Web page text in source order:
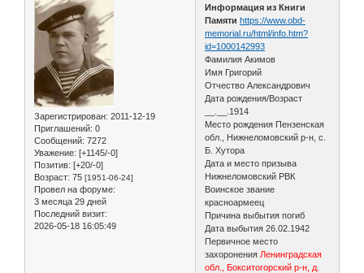
Зарегистрирован: 2011-12-19
Приглашений: 0
Сообщений: 7272
Уважение: [+1145/-0]
Позитив: [+20/-0]
Возраст: 75 [1951-06-24]
Провел на форуме:
3 месяца 29 дней
Последний визит:
2026-05-18 16:05:49
Информация из Книги
Памяти https://www.obd-
memorial.ru/html/info.htm?
id=1000142993
Фамилия Акимов
Имя Григорий
Отчество Александрович
Дата рождения/Возраст
__.__.1914
Место рождения Пензенская
обл., Нижнеломовский р-н, с.
Б. Хутора
Дата и место призыва
Нижнеломовский РВК
Воинское звание
красноармеец
Причина выбытия погиб
Дата выбытия 26.02.1942
Первичное место
захоронения Ленинградская
обл., Бокситогорский р-н, д.